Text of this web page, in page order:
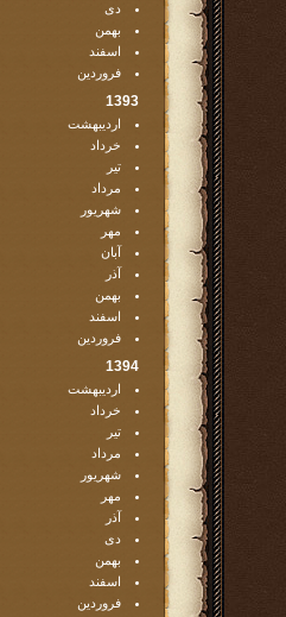
دی
بهمن
اسفند
فروردین
1393
اردیبهشت
خرداد
تیر
مرداد
شهریور
مهر
آبان
آذر
بهمن
اسفند
فروردین
1394
اردیبهشت
خرداد
تیر
مرداد
شهریور
مهر
آذر
دی
بهمن
اسفند
فروردین